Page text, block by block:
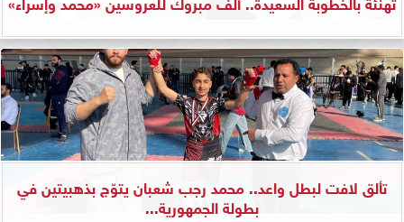
تألق لافت لبطل واعد.. محمد رجب شعبان يتوّج بذهبيتين في
بطولة الجمهورية...